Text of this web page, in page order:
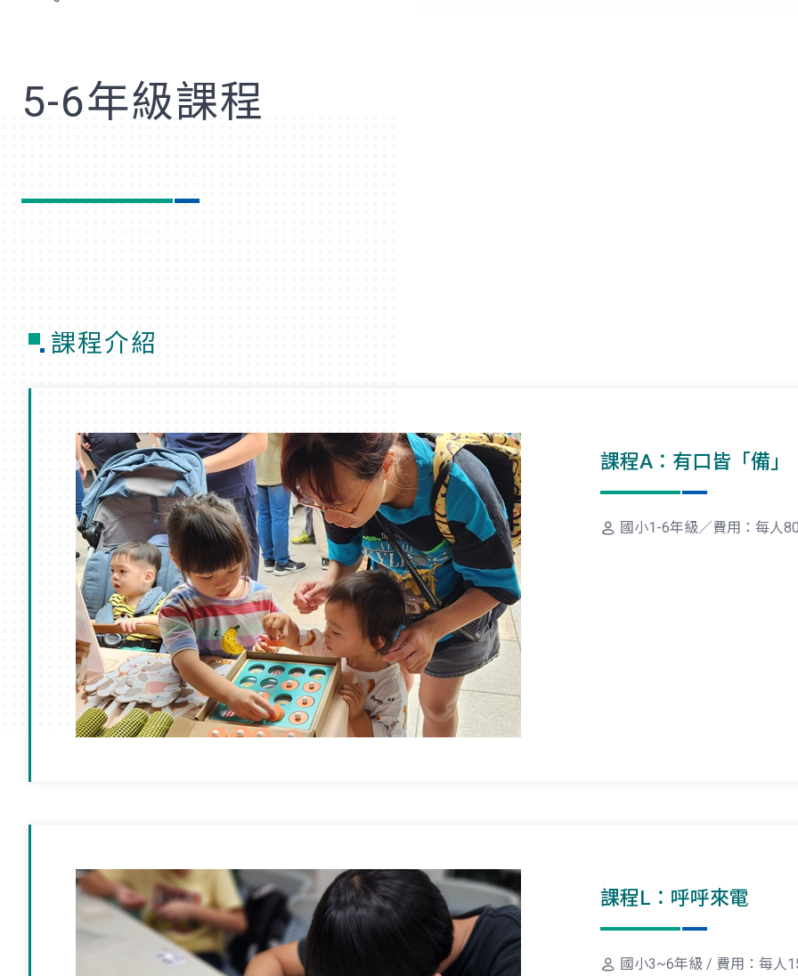
5-6年級課程
課程介紹
課程A：有口皆「備」
國小1-6年級／費用：每人
課程L：呼呼來電
國小3~6年級 / 費用：每人